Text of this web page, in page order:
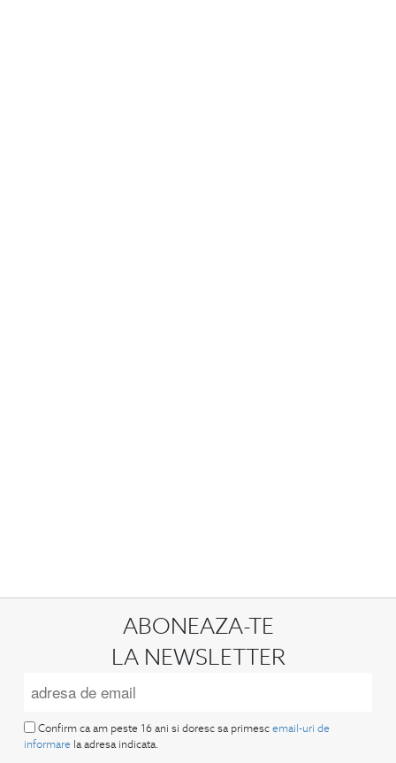
ABONEAZA-TE
LA NEWSLETTER
Confirm ca am peste 16 ani si doresc sa primesc email-uri de
informare la adresa indicata.